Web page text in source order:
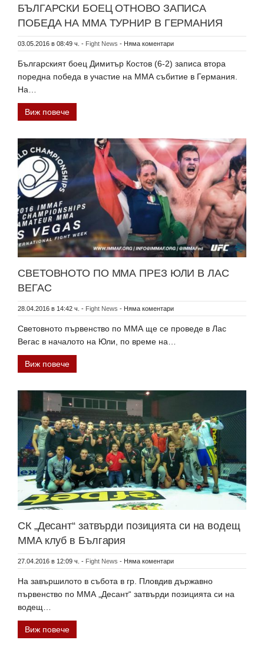
БЪЛГАРСКИ БОЕЦ ОТНОВО ЗАПИСА
ПОБЕДА НА ММА ТУРНИР В ГЕРМАНИЯ
03.05.2016 в 08:49 ч. - Fight News - Няма коментари
Българският боец Димитър Костов (6-2) записа втора
поредна победа в участие на ММА събитие в Германия.
На…
Виж повече
СВЕТОВНОТО ПО ММА ПРЕЗ ЮЛИ В ЛАС
ВЕГАС
28.04.2016 в 14:42 ч. - Fight News - Няма коментари
Световното първенство по ММА ще се проведе в Лас
Вегас в началото на Юли, по време на…
Виж повече
СК „Десант“ затвърди позицията си на водещ
MMA клуб в България
27.04.2016 в 12:09 ч. - Fight News - Няма коментари
На завършилото в събота в гр. Пловдив държавно
първенство по ММА „Десант“ затвърди позицията си на
водещ…
Виж повече